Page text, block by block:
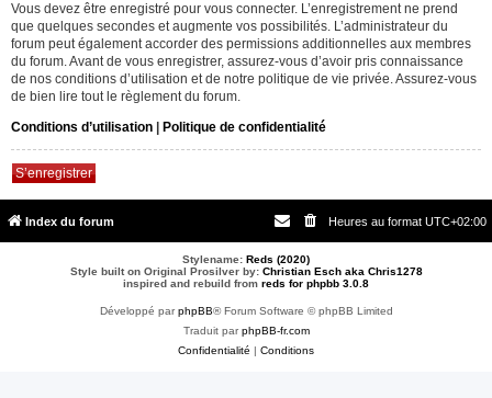
Vous devez être enregistré pour vous connecter. L’enregistrement ne prend
que quelques secondes et augmente vos possibilités. L’administrateur du
forum peut également accorder des permissions additionnelles aux membres
du forum. Avant de vous enregistrer, assurez-vous d’avoir pris connaissance
de nos conditions d’utilisation et de notre politique de vie privée. Assurez-vous
de bien lire tout le règlement du forum.
Conditions d’utilisation
Politique de confidentialité
S’enregistrer
Index du forum Heures au format UTC+02:00
Stylename: Reds (2020)
Style built on Original Prosilver by: Christian Esch aka Chris1278
inspired and rebuild from reds for phpbb 3.0.8
Développé parphpBB® Forum Software © phpBB Limited
Traduit parphpBB-fr.com
Confidentialité
Conditions